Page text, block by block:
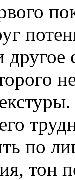
по
тон